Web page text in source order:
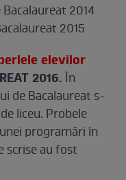
2014
2015
elevilor
2016.În
de Bacalaureat s-
liceu. Probele
programări în
scrise au fost